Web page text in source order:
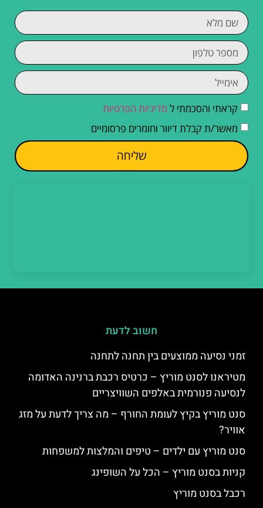
קראתי והסכמתי ל מדיניות הפרטיות
מאשר/ת קבלת דיוור וחומרים פרסומיים
שליחה
חשוב לדעת
זמני נסיעה ממוצעים בין תחנה לתחנה
מטיראנו לסנט מוריץ – כרטיס רכבת ברנינה האדומה
לנסיעה פנורמית באלפים השוויצריים
סנט מוריץ בקיץ לעומת החורף – מה צריך לדעת על מזג
אוויר?
סנט מוריץ עם ילדים – טיפים והמלצות למשפחות
קניות בסנט מוריץ – הכל על השופינג
רכבל בסנט מוריץ